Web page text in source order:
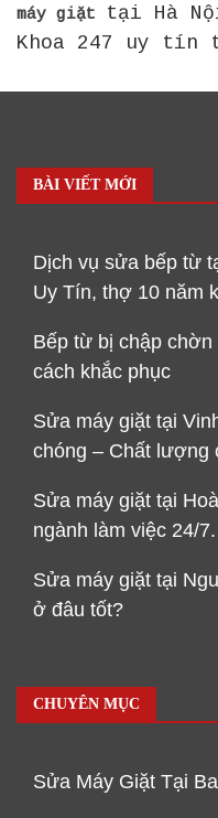
máy giặt
tại Hà
Khoa 247 uy tín
BÀI VIẾT MỚI
Dịch vụ sửa bếp từ
Uy Tín, thợ 10 năm
Bếp từ bị chập
cách khắc phục
Sửa máy giặt tại
chóng – Chất lượng
Sửa máy giặt tại
ngành làm việc 24/7.
Sửa máy giặt tại
ở đâu tốt?
CHUYÊN MỤC
Sửa Máy Giặt Tại